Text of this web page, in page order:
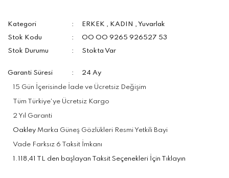
Kategori ERKEK , KADIN ,Yuvarlak
Stok Kodu
OO OO 9265 926527 53
Stok Durumu
Stokta Var
Garanti Süresi 24 Ay
15 Gün İçerisinde İade ve Ücretsiz Değişim
Tüm Türkiye'ye Ücretsiz Kargo
2 Yıl Garanti
Oakley Marka Güneş Gözlükleri Resmi Yetkili Bayi
Vade Farksız 6 Taksit İmkanı
1.118,41 TL den başlayan Taksit Seçenekleri İçin Tıklayın